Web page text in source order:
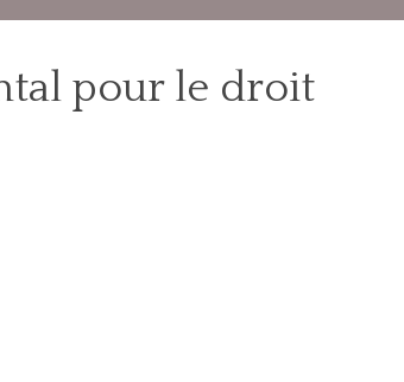
pour le droit